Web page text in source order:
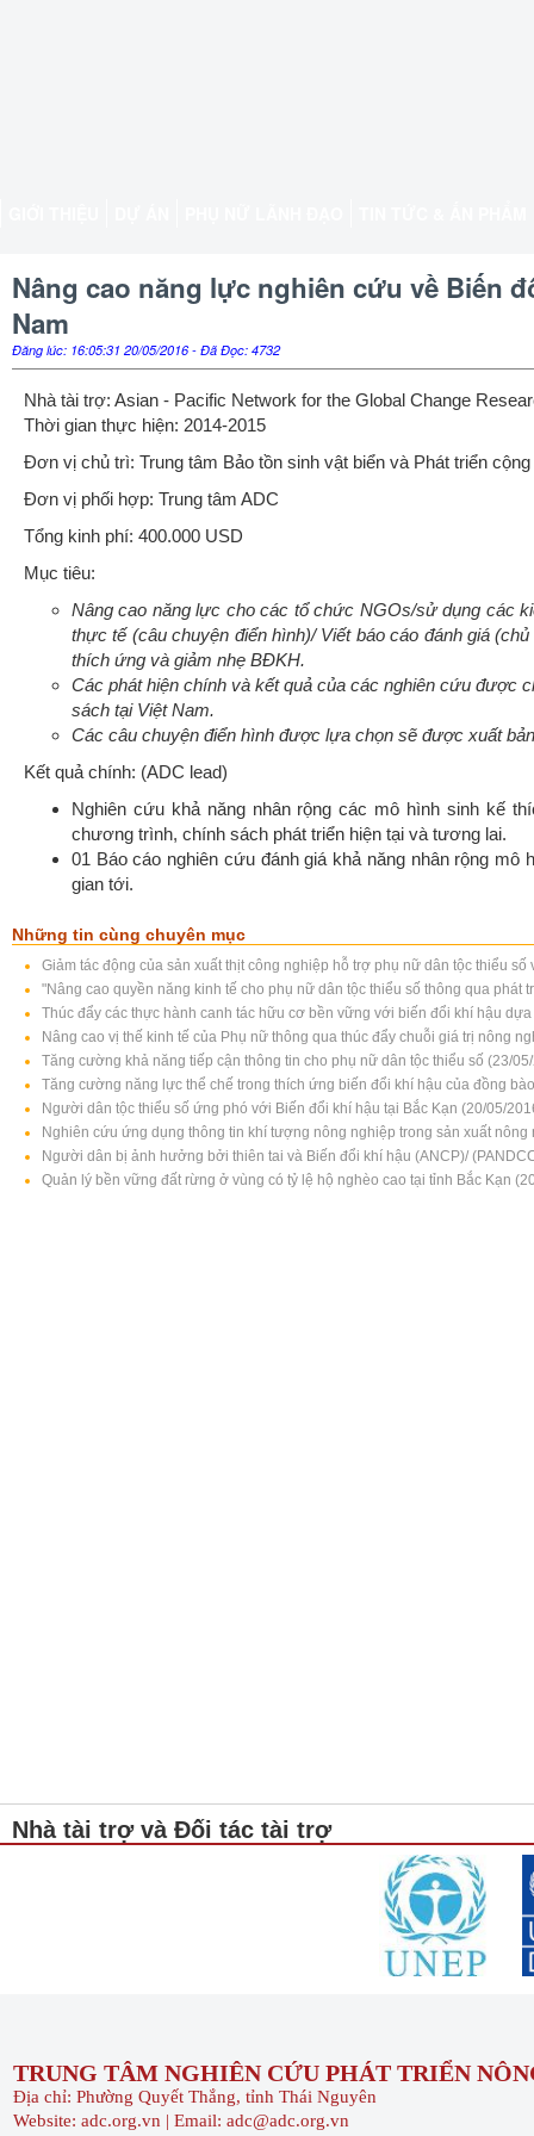
Nâng cao năng lực nghiên cứu về Biến
Nam
Đăng lúc: 16:05:31 20/05/2016 - Đã Đọc: 4732
Nhà tài trợ: Asian - Pacific Network for the Global Change
Thời gian thực hiện: 2014-2015
Đơn vị chủ trì: Trung tâm Bảo tồn sinh vật biển và Phát triển
Đơn vị phối hợp: Trung tâm ADC
Tổng kinh phí: 400.000 USD
Mục tiêu:
Nâng cao năng lực cho các tổ chức NGOs/sử dụng các
thực tế (câu chuyện điển hình)/ Viết báo cáo đánh giá
thích ứng và giảm nhẹ BĐKH.
Các phát hiện chính và kết quả của các nghiên cứu được
sách tại Việt Nam.
Các câu chuyện điển hình được lựa chọn sẽ được xuất
Kết quả chính: (ADC lead)
Nghiên cứu khả năng nhân rộng các mô hình sinh kế
chương trình, chính sách phát triển hiện tại và tương lai.
01 Báo cáo nghiên cứu đánh giá khả năng nhân rộng
gian tới.
Những tin cùng chuyên mục
Giảm tác động của sản xuất thịt công nghiệp hỗ trợ phụ nữ dân tộc thiểu
"Nâng cao quyền năng kinh tế cho phụ nữ dân tộc thiểu số thông qua
Thúc đẩy các thực hành canh tác hữu cơ bền vững với biến đổi khí hậu
Nâng cao vị thế kinh tế của Phụ nữ thông qua thúc đẩy chuỗi giá trị nông
Tăng cường khả năng tiếp cận thông tin cho phụ nữ dân tộc thiểu số (23/
Tăng cường năng lực thể chế trong thích ứng biến đổi khí hậu của đồng
Người dân tộc thiểu số ứng phó với Biến đổi khí hậu tại Bắc Kạn (20/05/
Nghiên cứu ứng dụng thông tin khí tượng nông nghiệp trong sản xuất
Người dân bị ảnh hưởng bởi thiên tai và Biến đổi khí hậu (ANCP)/
Quản lý bền vững đất rừng ở vùng có tỷ lệ hộ nghèo cao tại tỉnh Bắc Kạn
Nhà tài trợ và Đối tác tài trợ
TRUNG TÂM NGHIÊN CỨU PHÁT TRIỂN
Địa chỉ: Phường Quyết Thắng, tỉnh Thái Nguyên
Website: adc.org.vn | Email: adc@adc.org.vn